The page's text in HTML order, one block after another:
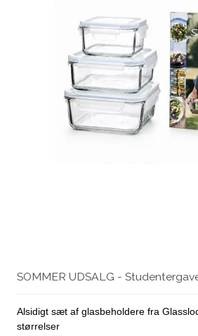
SOMMER UDSALG -
Alsidigt sæt af glasbeholdere fra
størrelser